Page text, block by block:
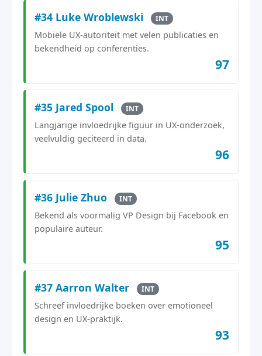
#34 Luke Wroblewski INT
Mobiele UX-autoriteit met velen publicaties en
bekendheid op conferenties.
97
#35 Jared Spool INT
Langjarige invloedrijke figuur in UX-onderzoek,
veelvuldig geciteerd in data.
96
#36 Julie Zhuo INT
Bekend als voormalig VP Design bij Facebook en
populaire auteur.
95
#37 Aarron Walter INT
Schreef invloedrijke boeken over emotioneel
design en UX-praktijk.
93